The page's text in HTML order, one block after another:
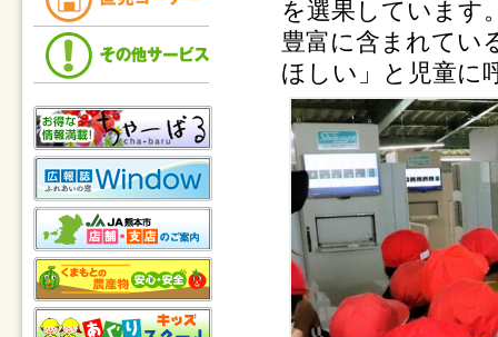
を選果しています
豊富に含まれてい
ほしい」と児童に